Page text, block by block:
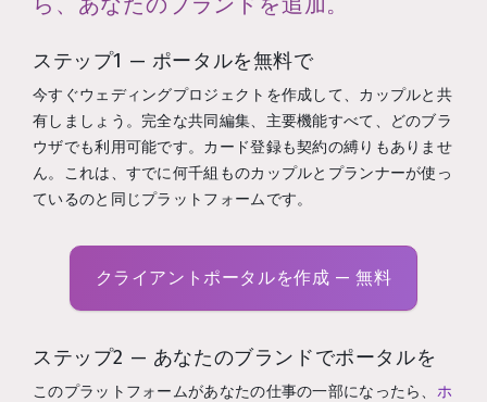
ステップ1 — ポータルを無料で
今すぐウェディングプロジェクトを作成して、カップルと共
有しましょう。完全な共同編集、主要機能すべて、どのブラ
ウザでも利用可能です。カード登録も契約の縛りもありませ
ん。これは、すでに何千組ものカップルとプランナーが使っ
ているのと同じプラットフォームです。
クライアントポータルを作成 — 無料
ステップ2 — あなたのブランドでポータルを
このプラットフォームがあなたの仕事の一部になったら、 ホ